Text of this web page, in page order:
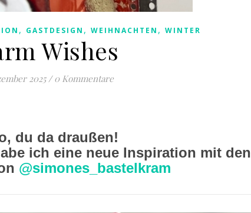
, GASTDESIGN , WEIHNACHTEN , WINTER
Wishes
2025 / 0 Kommentare
du da draußen!
ich eine neue Inspiration mit den
@simones_bastelkram